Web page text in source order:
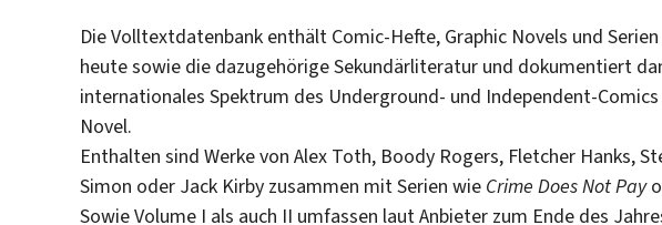
Die Volltextdatenbank enthält Comic-Hefte, Graphic Novels und
heute sowie die dazugehörige Sekundärliteratur und dokumentiert
internationales Spektrum des Underground- und Independent-
Novel.
Enthalten sind Werke von Alex Toth, Boody Rogers, Fletcher Hanks,
Simon oder Jack Kirby zusammen mit Serien wie Crime Does Not Pay
Sowie Volume I als auch II umfassen laut Anbieter zum Ende des